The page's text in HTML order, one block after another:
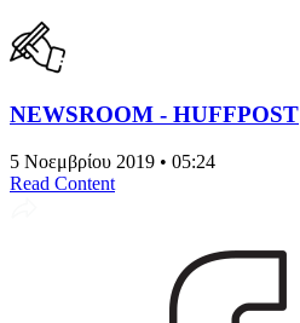
NEWSROOM - HUFFPOST
5 Νοεμβρίου 2019 • 05:24
Read Content